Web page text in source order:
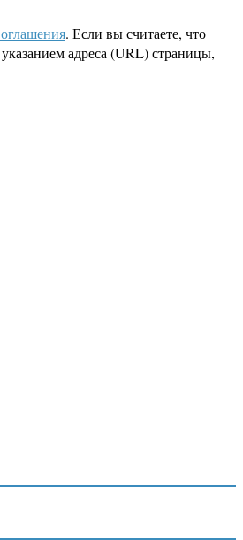
. Если вы считаете, что
адреса (URL) страницы,